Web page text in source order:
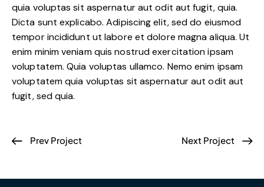
quia voluptas sit aspernatur aut odit aut fugit, quia.
Dicta sunt explicabo. Adipiscing elit, sed do eiusmod
tempor incididunt ut labore et dolore magna aliqua. Ut
enim minim veniam quis nostrud exercitation ipsam
voluptatem. Quia voluptas ullamco. Nemo enim ipsam
voluptatem quia voluptas sit aspernatur aut odit aut
fugit, sed quia.
Prev Project Next Project